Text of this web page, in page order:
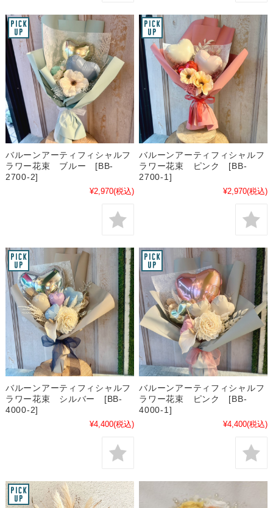
バルーンアーティフィシャルフ
ラワー花束 ブルー [BB-
2700-2]
¥2,970(税込)
バルーンアーティフィシャルフ
ラワー花束 ピンク [BB-
2700-1]
¥2,970(税込)
バルーンアーティフィシャルフ
ラワー花束 シルバー [BB-
4000-2]
¥4,400(税込)
バルーンアーティフィシャルフ
ラワー花束 ピンク [BB-
4000-1]
¥4,400(税込)